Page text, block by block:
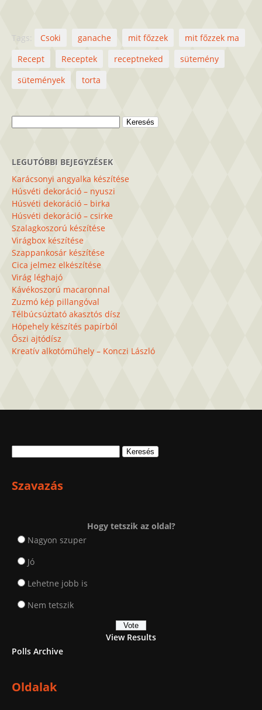
Tags: Csoki ganache mit főzzek
mit főzzek ma
Recept
Receptek receptneked
sütemény
sütemények
torta
LEGUTÓBBI BEJEGYZÉSEK
Karácsonyi angyalka készítése
Húsvéti dekoráció – nyuszi
Húsvéti dekoráció – birka
Húsvéti dekoráció – csirke
Szalagkoszorú készítése
Virágbox készítése
Szappankosár készítése
Cica jelmez elkészítése
Virág léghajó
Kávékoszorú macaronnal
Zuzmó kép pillangóval
Télbúcsúztató akasztós dísz
Hópehely készítés papírból
Őszi ajtódísz
Kreatív alkotóműhely – Konczi László
Szavazás
Hogy tetszik az oldal?
Nagyon szuper
Jó
Lehetne jobb is
Nem tetszik
View Results
Polls Archive
Oldalak